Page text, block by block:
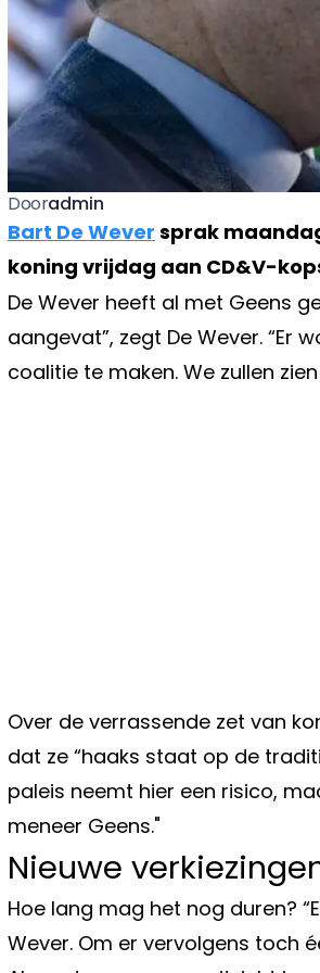
Dooradmin
Bart De Wever sprak
koning vrijdag aan CD&V-
De Wever heeft al met Geens
aangevat”, zegt De Wever.
coalitie te maken. We zullen
Over de verrassende zet van
dat ze “haaks staat op de
paleis neemt hier een risico,
meneer Geens."
Nieuwe
Hoe lang mag het nog duren?
Wever. Om er vervolgens toch